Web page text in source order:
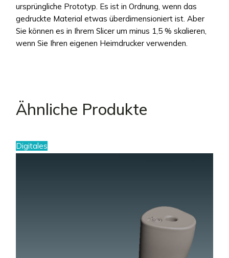
ursprüngliche Prototyp. Es ist in Ordnung, wenn das
gedruckte Material etwas überdimensioniert ist. Aber
Sie können es in Ihrem Slicer um minus 1,5 % skalieren,
wenn Sie Ihren eigenen Heimdrucker verwenden.
Ähnliche Produkte
Digitales